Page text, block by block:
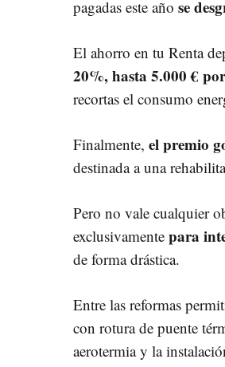
pagadas este año se
El ahorro en tu Renta
20%, hasta 5.000 €
recortas el consumo
Finalmente, el premio
destinada a una
Pero no vale cualquier
exclusivamente para
de forma drástica.
Entre las reformas
con rotura de puente
aerotermia y la